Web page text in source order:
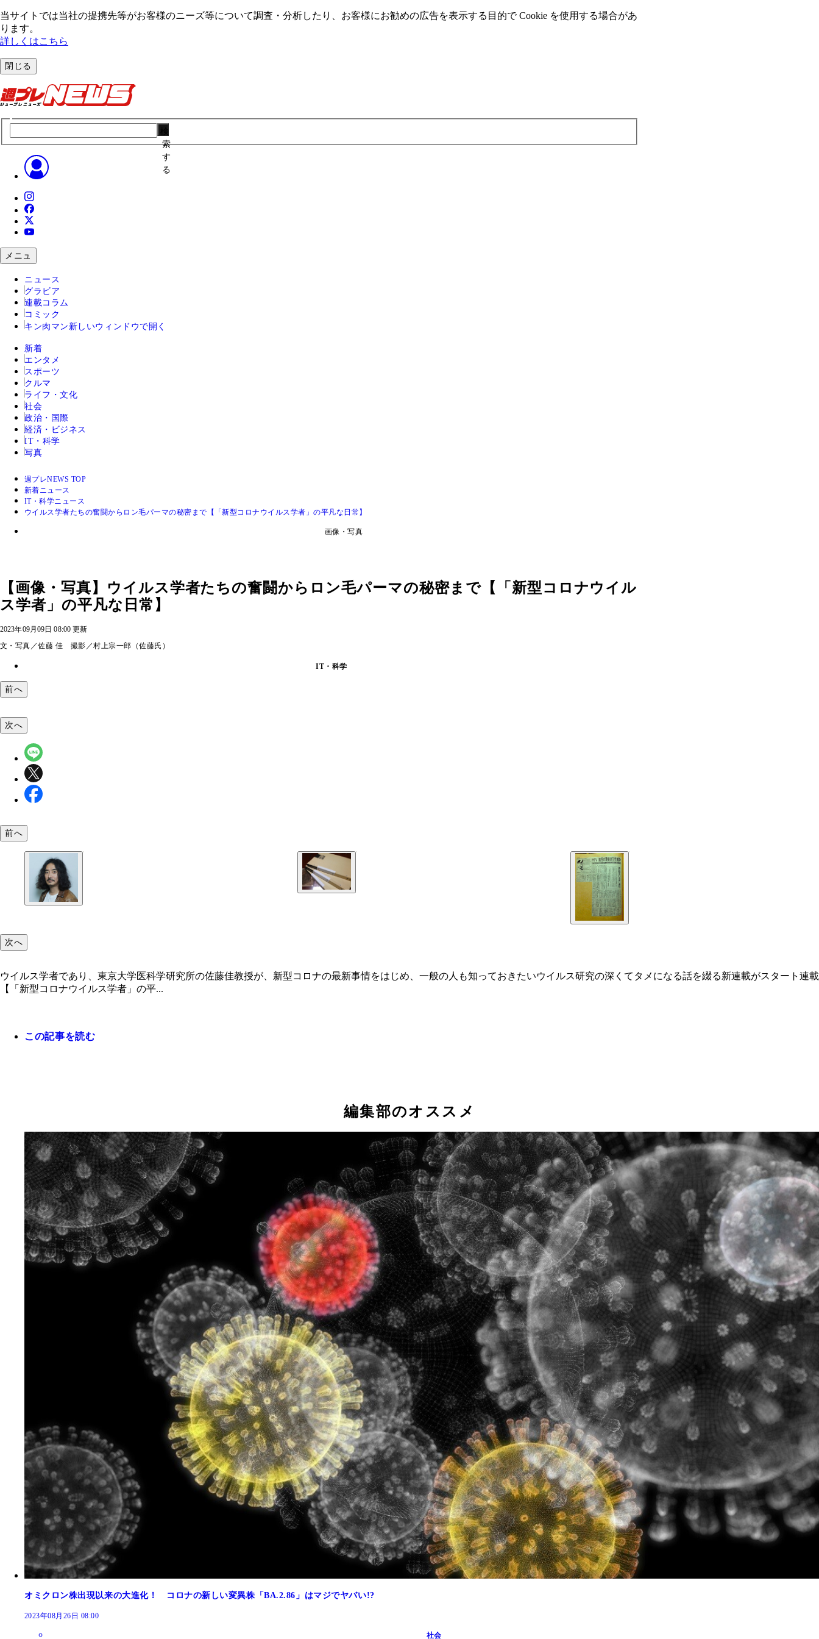
当サイトでは当社の提携先等がお客様のニーズ等について調査・分析したり、お客様にお勧めの広告を表⽰する⽬的で Cookie を使⽤する場合があ
ります。
詳しくはこちら
閉じる
索
す
る
メニュ
ニュース
グラビア
連載コラム
コミック
キン肉マン 新しいウィンドウで開く
新着
エンタメ
スポーツ
クルマ
ライフ・文化
社会
政治・国際
経済・ビジネス
IT・科学
写真
週プレNEWS TOP
新着ニュース
IT・科学ニュース
ウイルス学者たちの奮闘からロン毛パーマの秘密まで【「新型コロナウイルス学者」の平凡な日常】
画像・写真
【画像・写真】ウイルス学者たちの奮闘からロン毛パーマの秘密まで【「新型コロナウイル
ス学者」の平凡な日常】
2023年09月09日 08:00 更新
文・写真／佐藤 佳 撮影／村上宗一郎（佐藤氏）
IT・科学
前へ
ウイルス学者であり、東京大学医科学研究所の佐藤佳教授が、新型コロナの最新事情をはじめ、一般の人も知っておきたいウイルス研究の深くてタメになる話を綴る新連載が
ト
生命科学に関する気になるトピックの新聞記事を切り抜きし、スクラップブックにまとめていた
次へ
前へ
次へ
ウイルス学者であり、東京大学医科学研究所の佐藤佳教授が、新型コロナの最新事情をはじめ、一般の人も知っておきたいウイルス研究の深くてタメになる話を綴る新連載がスタート連載
【「新型コロナウイルス学者」の平...
この記事を読む
編集部のオススメ
オミクロン株出現以来の大進化！ コロナの新しい変異株「BA.2.86」はマジでヤバい!?
2023年08月26日 08:00
社会